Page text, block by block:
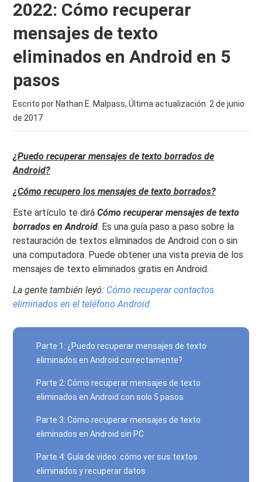
2022: Cómo recuperar
mensajes de texto
eliminados en Android en 5
pasos
Escrito por Nathan E. Malpass, Última actualización: 2 de junio
de 2017
¿Puedo recuperar mensajes de texto borrados de
Android?
¿Cómo recupero los mensajes de texto borrados?
Este artículo te diráCómo recuperar mensajes de texto
borrados en Android. Es una guía paso a paso sobre la
restauración de textos eliminados de Android con o sin
una computadora. Puede obtener una vista previa de los
mensajes de texto eliminados gratis en Android.
La gente también leyó: Cómo recuperar contactos
eliminados en el teléfono Android
Parte 1: ¿Puedo recuperar mensajes de texto
eliminados en Android correctamente?
Parte 2: Cómo recuperar mensajes de texto
eliminados en Android con solo 5 pasos
Parte 3: Cómo recuperar mensajes de texto
eliminados en Android sin PC
Parte 4: Guía de video: cómo ver sus textos
eliminados y recuperar datos